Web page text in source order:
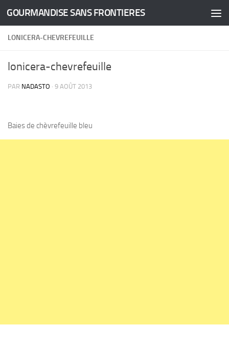
Skip to content
GOURMANDISE SANS FRONTIERES
LONICERA-CHEVREFEUILLE
lonicera-chevrefeuille
PAR NADASTO · 9 AOÛT 2013
Baies de chèvrefeuille bleu